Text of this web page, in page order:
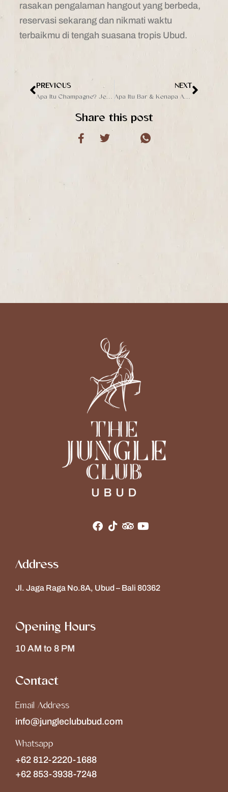
rasakan pengalaman hangout yang berbeda,
reservasi sekarang dan nikmati waktu
terbaikmu di tengah suasana tropis Ubud.
Prev
PREVIOUS
Apa Itu Champagne? Jenis, Karakteristik, dan Bedanya dengan Sparkling Wine
NEXTNext
Share this post
Address
Jl. Jaga Raga No.8A, Ubud – Bali 80362
Opening Hours
10 AM to 8 PM
Contact
Email Address
info@jungleclububud.com
Whatsapp
+62 812-2220-1688
+62 853-3938-7248